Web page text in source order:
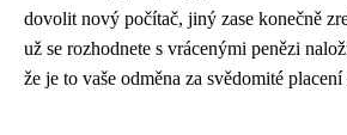
dovolit nový počítač, jiný zase konečně
už se rozhodnete s vrácenými penězi
že je to vaše odměna za svědomité placení